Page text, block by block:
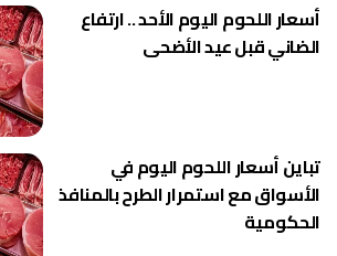
أسعار اللحوم اليوم الأحد .. ارتفاع
الضاني قبل عيد الأضحى
تباين أسعار اللحوم اليوم في
الأسواق مع استمرار الطرح بالمنافذ
الحكومية